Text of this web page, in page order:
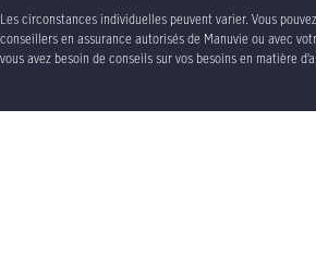
Les circonstances individuelles peuvent varier. Vous
conseillers en assurance autorisés de Manuvie ou avec
vous avez besoin de conseils sur vos besoins en matière